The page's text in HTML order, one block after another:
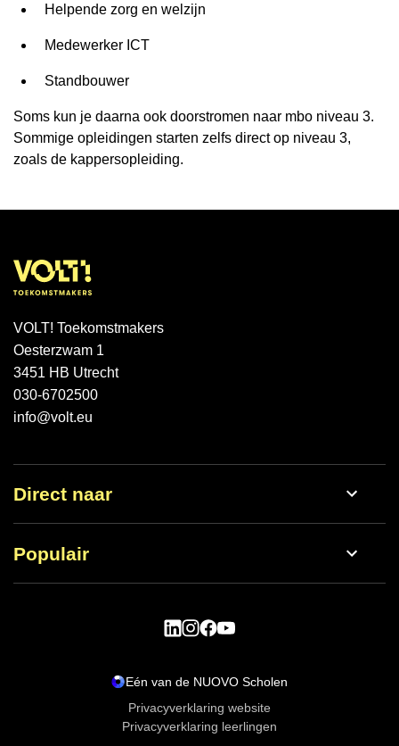
Helpende zorg en welzijn
Medewerker ICT
Standbouwer
Soms kun je daarna ook doorstromen naar mbo niveau 3.
Sommige opleidingen starten zelfs direct op niveau 3,
zoals de kappersopleiding.
VOLT! Toekomstmakers
Oesterzwam 1
3451 HB Utrecht
030-6702500
info@volt.eu
Direct naar
Populair
Eén van de NUOVO Scholen
Privacyverklaring website
Privacyverklaring leerlingen